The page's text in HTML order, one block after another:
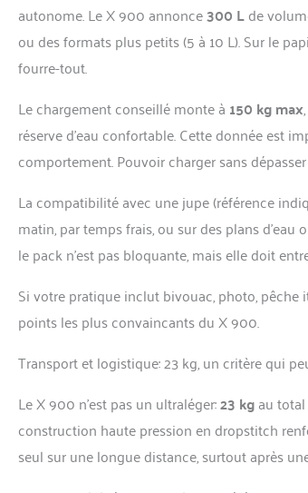
autonome. Le X 900 annonce300 Lde
ou des formats plus petits (5 à 10 L). Sur le
fourre-tout.
Le chargement conseillé monte à 150 kg max
réserve d’eau confortable. Cette donnée est
comportement. Pouvoir charger sans
La compatibilité avec une jupe (référence
matin, par temps frais, ou sur des plans
le pack n’est pas bloquante, mais elle doit
Si votre pratique inclut bivouac, photo, pêche
points les plus convaincants du X 900.
Transport et logistique: 23 kg, un critère qui
Le X 900 n’est pas un ultraléger:23 kgau
construction haute pression en dropstitch
seul sur une longue distance, surtout après